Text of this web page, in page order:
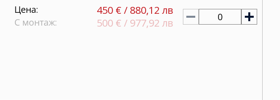
Цена: 450 € / 880,12 лв
С монтаж: 500 € / 977,92 лв 0